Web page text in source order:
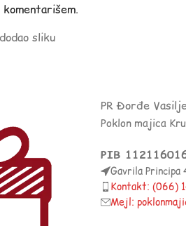
sliku
PR Đorđe
Poklon majica
PIB
Gavrila Principa
Kontakt: (066)
Mejl: